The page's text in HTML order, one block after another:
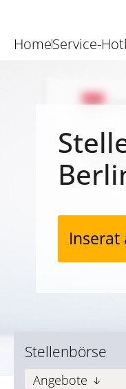
HomeService-
Inserat
Stellenbörse
Angebote